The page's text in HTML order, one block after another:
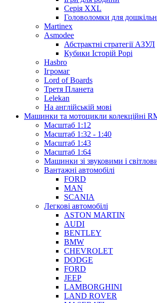
Серія XXL
Головоломки для
Martinex
Asmodee
Абстрактні стратегії АЗУЛ
Кубики Історій Рорі
Hasbro
Ігромаг
Lord of Boards
Третя Планета
Lelekan
На англійській мові
Машинки та мотоцикли колекційні
Масштаб 1:12
Масштаб 1:32 - 1:40
Масштаб 1:43
Масштаб 1:64
Машинки зі звуковими і
Вантажні автомобілі
FORD
MAN
SCANIA
Легкові автомобілі
ASTON MARTIN
AUDI
BENTLEY
BMW
CHEVROLET
DODGE
FORD
JEEP
LAMBORGHINI
LAND ROVER